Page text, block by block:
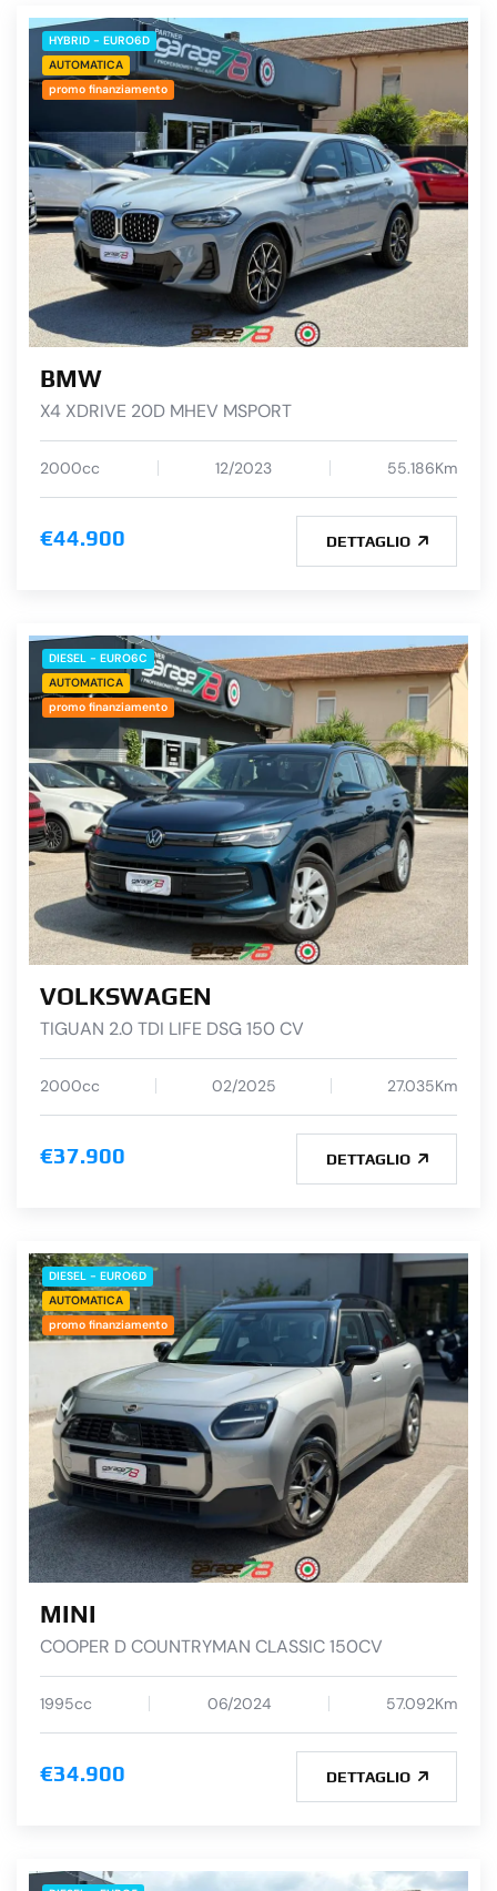
HYBRID - EURO6D
AUTOMATICA
promo finanziamento
BMW
X4 XDRIVE 20D MHEV MSPORT
2000cc 12/2023 55.186Km
€44.900 DETTAGLIO
DIESEL - EURO6C
AUTOMATICA
promo finanziamento
VOLKSWAGEN
TIGUAN 2.0 TDI LIFE DSG 150 CV
2000cc 02/2025 27.035Km
€37.900 DETTAGLIO
DIESEL - EURO6D
AUTOMATICA
promo finanziamento
MINI
COOPER D COUNTRYMAN CLASSIC 150CV
1995cc 06/2024 57.092Km
€34.900 DETTAGLIO